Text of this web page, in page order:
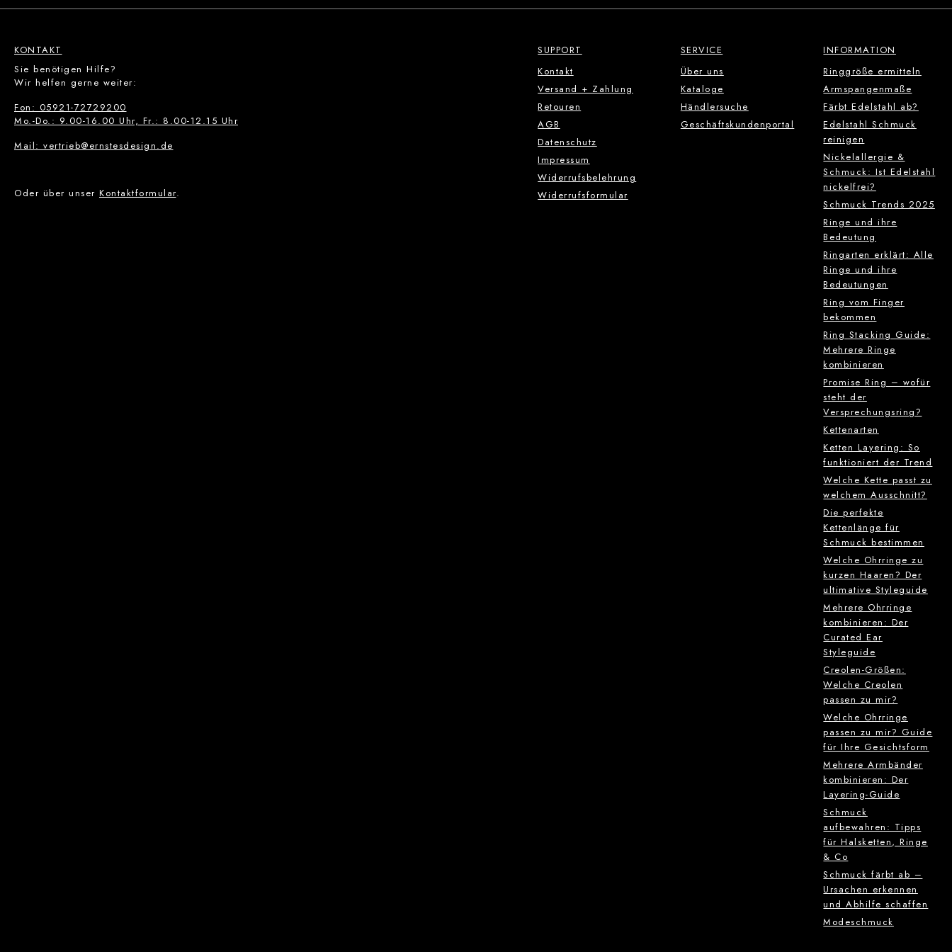
KONTAKT
Sie benötigen Hilfe?
Wir helfen gerne weiter:
Fon: 05921-72729200
Mo.-Do.: 9.00-16.00 Uhr, Fr.: 8.00-12.15 Uhr
Mail: vertrieb@ernstesdesign.de
Oder über unser Kontaktformular.
SUPPORT
Kontakt
Versand + Zahlung
Retouren
AGB
Datenschutz
Impressum
Widerrufsbelehrung
Widerrufsformular
SERVICE
Über uns
Kataloge
Händlersuche
Geschäftskundenportal
INFORMATION
Ringgröße ermitteln
Armspangenmaße
Färbt Edelstahl ab?
Edelstahl Schmuck
reinigen
Nickelallergie &
Schmuck: Ist Edelstahl
nickelfrei?
Schmuck Trends 2025
Ringe und ihre
Bedeutung
Ringarten erklärt: Alle
Ringe und ihre
Bedeutungen
Ring vom Finger
bekommen
Ring Stacking Guide:
Mehrere Ringe
kombinieren
Promise Ring – wofür
steht der
Versprechungsring?
Kettenarten
Ketten Layering: So
funktioniert der Trend
Welche Kette passt zu
welchem Ausschnitt?
Die perfekte
Kettenlänge für
Schmuck bestimmen
Welche Ohrringe zu
kurzen Haaren? Der
ultimative Styleguide
Mehrere Ohrringe
kombinieren: Der
Curated Ear
Styleguide
Creolen-Größen:
Welche Creolen
passen zu mir?
Welche Ohrringe
passen zu mir? Guide
für Ihre Gesichtsform
Mehrere Armbänder
kombinieren: Der
Layering-Guide
Schmuck
aufbewahren: Tipps
für Halsketten, Ringe
& Co
Schmuck färbt ab –
Ursachen erkennen
und Abhilfe schaffen
Modeschmuck